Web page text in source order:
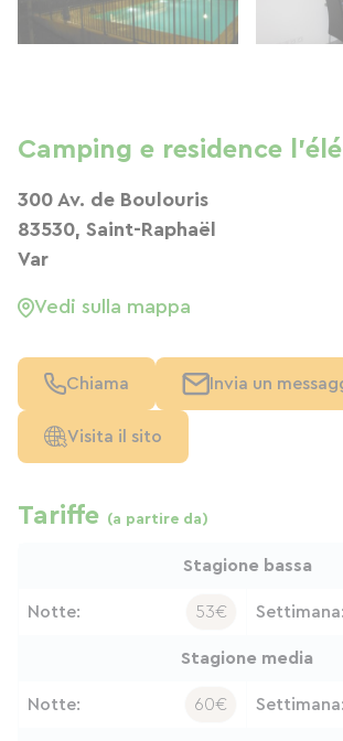
Camping e residence
300 Av. de Boulouris
83530, Saint-Raphaël
Var
Vedi sulla mappa
Chiama Invia un
Visita il sito
Tariffe (a partire da)
Stagione bassa
Notte: 53€ Settimana:
Stagione media
Notte: 60€ Settimana: